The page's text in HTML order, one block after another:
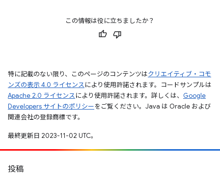
この情報は役に立ちましたか？
特に記載のない限り、このページのコンテンツはクリエイティブ・コモ
ンズの表示 4.0 ライセンスにより使用許諾されます。コードサンプルは
Apache 2.0 ライセンスにより使用許諾されます。詳しくは、 Google
Developers サイトのポリシーをご覧ください。Java は Oracle および
関連会社の登録商標です。
最終更新日 2023-11-02 UTC。
投稿